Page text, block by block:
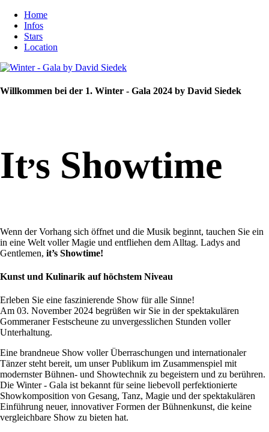
Home
Infos
Stars
Location
Willkommen bei der 1. Winter - Gala 2024 by David Siedek
It,s Showtime
Wenn der Vorhang sich öffnet und die Musik beginnt, tauchen Sie ein
in eine Welt voller Magie und entfliehen dem Alltag. Ladys and
Gentlemen, it’s Showtime!
Kunst und Kulinarik auf höchstem Niveau
Erleben Sie eine faszinierende Show für alle Sinne!
Am 03. November 2024 begrüßen wir Sie in der spektakulären
Gommeraner Festscheune zu unvergesslichen Stunden voller
Unterhaltung.
Eine brandneue Show voller Überraschungen und internationaler
Tänzer steht bereit, um unser Publikum im Zusammenspiel mit
modernster Bühnen- und Showtechnik zu begeistern und zu berühren.
Die Winter - Gala ist bekannt für seine liebevoll perfektionierte
Showkomposition von Gesang, Tanz, Magie und der spektakulären
Einführung neuer, innovativer Formen der Bühnenkunst, die keine
vergleichbare Show zu bieten hat.